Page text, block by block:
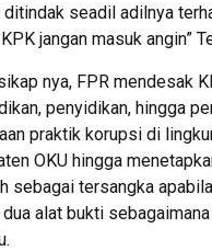
seadil adilnya
jangan masuk angin”
nya, FPR mendesak
penyidikan, hingga
praktik korupsi di
OKU hingga
sebagai tersangka
alat bukti